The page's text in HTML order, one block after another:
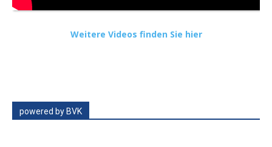
Weitere Videos finden Sie hier
powered by BVK